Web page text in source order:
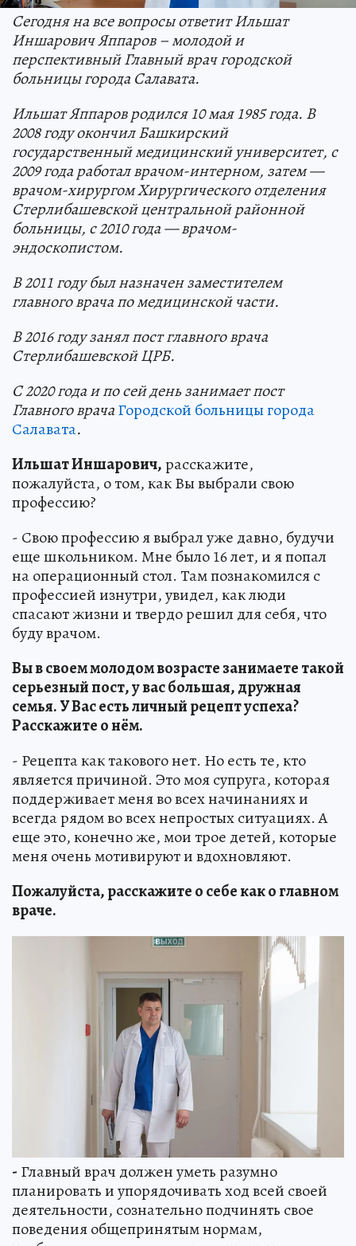
Сегодня на все вопросы ответит Ильшат
Иншарович Яппаров – молодой и
перспективный Главный врач городской
больницы города Салавата.
Ильшат Яппаров родился 10 мая 1985 года. В
2008 году окончил Башкирский
государственный медицинский университет, с
2009 года работал врачом-интерном, затем —
врачом-хирургом Хирургического отделения
Стерлибашевской центральной районной
больницы, с 2010 года — врачом-
эндоскопистом.
В 2011 году был назначен заместителем
главного врача по медицинской части.
В 2016 году занял пост главного врача
Стерлибашевской ЦРБ.
С 2020 года и по сей день занимает пост
Главного врачаГородской больницы города
Салавата.
Ильшат Иншарович,расскажите,
пожалуйста, о том, как Вы выбрали свою
профессию?
- Свою профессию я выбрал уже давно, будучи
еще школьником. Мне было 16 лет, и я попал
на операционный стол. Там познакомился с
профессией изнутри, увидел, как люди
спасают жизни и твердо решил для себя, что
буду врачом.
Вы в своем молодом возрасте занимаете такой
серьезный пост, у вас большая, дружная
семья. У Вас есть личный рецепт успеха?
Расскажите о нём.
- Рецепта как такового нет. Но есть те, кто
является причиной. Это моя супруга, которая
поддерживает меня во всех начинаниях и
всегда рядом во всех непростых ситуациях. А
еще это, конечно же, мои трое детей, которые
меня очень мотивируют и вдохновляют.
Пожалуйста, расскажите о себе как о главном
враче.
- Главный врач должен уметь разумно
планировать и упорядочивать ход всей своей
деятельности, сознательно подчинять свое
поведения общепринятым нормам,